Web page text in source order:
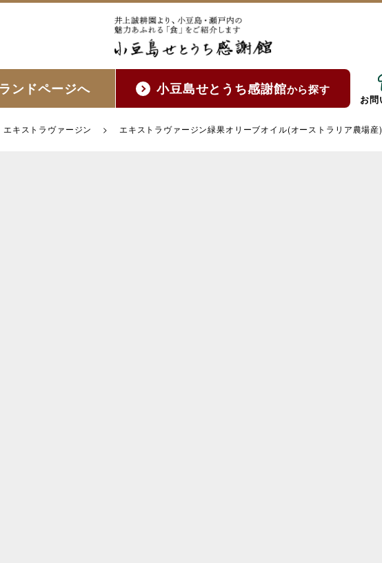
ンドページへ 小豆島せとうち感謝館から探す
お問
エキストラヴァージン > エキストラヴァージン緑果オリーブオイル(オーストラリア農場産